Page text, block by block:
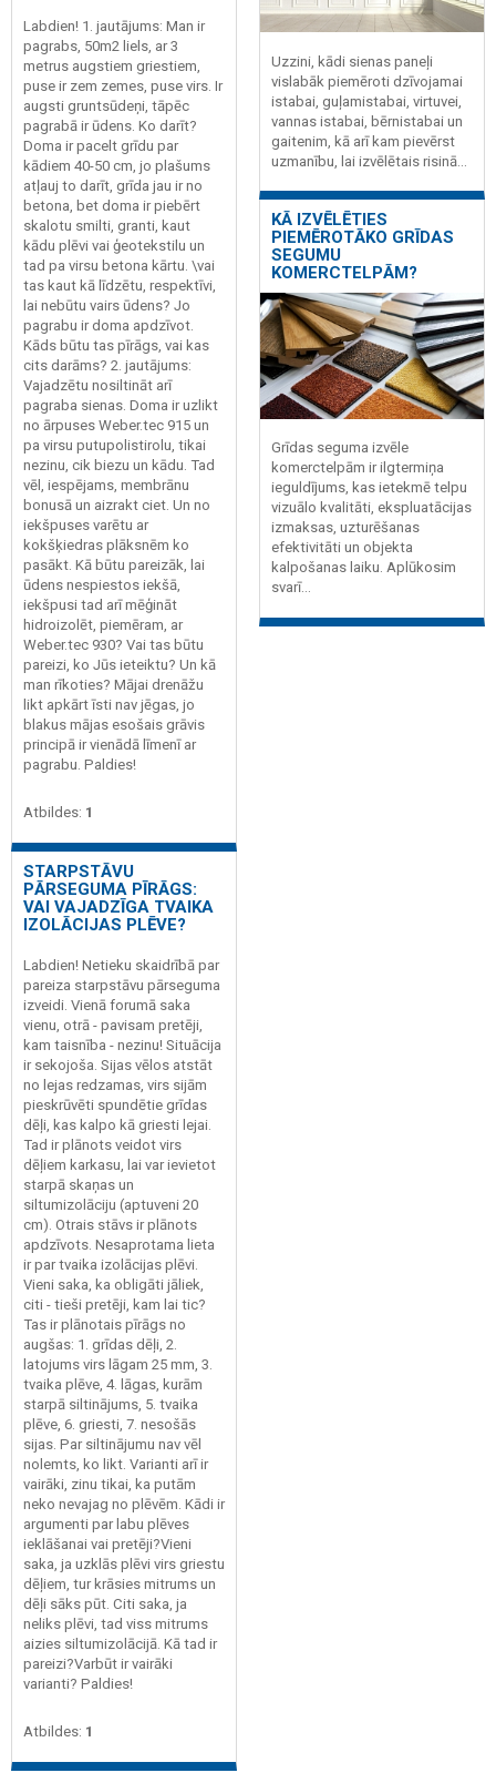
Labdien! 1. jautājums: Man ir
pagrabs, 50m2 liels, ar 3
metrus augstiem griestiem,
puse ir zem zemes, puse virs. Ir
augsti gruntsūdeņi, tāpēc
pagrabā ir ūdens. Ko darīt?
Doma ir pacelt grīdu par
kādiem 40-50 cm, jo plašums
atļauj to darīt, grīda jau ir no
betona, bet doma ir piebērt
skalotu smilti, granti, kaut
kādu plēvi vai ģeotekstilu un
tad pa virsu betona kārtu. \vai
tas kaut kā līdzētu, respektīvi,
lai nebūtu vairs ūdens? Jo
pagrabu ir doma apdzīvot.
Kāds būtu tas pīrāgs, vai kas
cits darāms? 2. jautājums:
Vajadzētu nosiltināt arī
pagraba sienas. Doma ir uzlikt
no ārpuses Weber.tec 915 un
pa virsu putupolistirolu, tikai
nezinu, cik biezu un kādu. Tad
vēl, iespējams, membrānu
bonusā un aizrakt ciet. Un no
iekšpuses varētu ar
kokšķiedras plāksnēm ko
pasākt. Kā būtu pareizāk, lai
ūdens nespiestos iekšā,
iekšpusi tad arī mēģināt
hidroizolēt, piemēram, ar
Weber.tec 930? Vai tas būtu
pareizi, ko Jūs ieteiktu? Un kā
man rīkoties? Mājai drenāžu
likt apkārt īsti nav jēgas, jo
blakus mājas esošais grāvis
principā ir vienādā līmenī ar
pagrabu. Paldies!
Atbildes: 1
STARPSTĀVU
PĀRSEGUMA PĪRĀGS:
VAI VAJADZĪGA TVAIKA
IZOLĀCIJAS PLĒVE?
Labdien! Netieku skaidrībā par
pareiza starpstāvu pārseguma
izveidi. Vienā forumā saka
vienu, otrā - pavisam pretēji,
kam taisnība - nezinu! Situācija
ir sekojoša. Sijas vēlos atstāt
no lejas redzamas, virs sijām
pieskrūvēti spundētie grīdas
dēļi, kas kalpo kā griesti lejai.
Tad ir plānots veidot virs
dēļiem karkasu, lai var ievietot
starpā skaņas un
siltumizolāciju (aptuveni 20
cm). Otrais stāvs ir plānots
apdzīvots. Nesaprotama lieta
ir par tvaika izolācijas plēvi.
Vieni saka, ka obligāti jāliek,
citi - tieši pretēji, kam lai tic?
Tas ir plānotais pīrāgs no
augšas: 1. grīdas dēļi, 2.
latojums virs lāgam 25 mm, 3.
tvaika plēve, 4. lāgas, kurām
starpā siltinājums, 5. tvaika
plēve, 6. griesti, 7. nesošās
sijas. Par siltinājumu nav vēl
nolemts, ko likt. Varianti arī ir
vairāki, zinu tikai, ka putām
neko nevajag no plēvēm. Kādi ir
argumenti par labu plēves
ieklāšanai vai pretēji?Vieni
saka, ja uzklās plēvi virs griestu
dēļiem, tur krāsies mitrums un
dēļi sāks pūt. Citi saka, ja
neliks plēvi, tad viss mitrums
aizies siltumizolācijā. Kā tad ir
pareizi?Varbūt ir vairāki
varianti? Paldies!
Atbildes: 1
Uzzini, kādi sienas paneļi
vislabāk piemēroti dzīvojamai
istabai, guļamistabai, virtuvei,
vannas istabai, bērnistabai un
gaitenim, kā arī kam pievērst
uzmanību, lai izvēlētais risinā...
KĀ IZVĒLĒTIES
PIEMĒROTĀKO GRĪDAS
SEGUMU
KOMERCTELPĀM?
Grīdas seguma izvēle
komerctelpām ir ilgtermiņa
ieguldījums, kas ietekmē telpu
vizuālo kvalitāti, ekspluatācijas
izmaksas, uzturēšanas
efektivitāti un objekta
kalpošanas laiku. Aplūkosim
svarī...